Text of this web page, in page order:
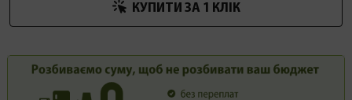
КУПИТИ ЗА 1 КЛIК